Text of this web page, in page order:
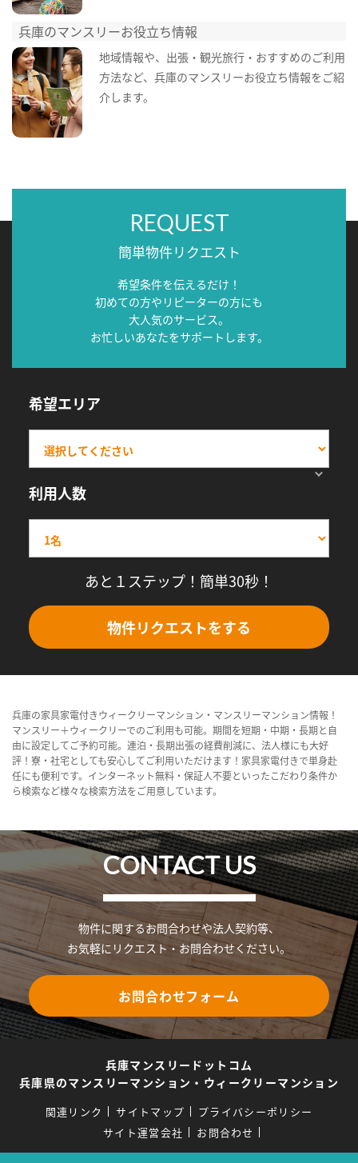
兵庫のマンスリーお役立ち情報
地域情報や、出張・観光旅行・おすすめのご利用
方法など、兵庫のマンスリーお役立ち情報をご紹
介します。
REQUEST
簡単物件リクエスト
希望条件を伝えるだけ！
初めての方やリピーターの方にも
大人気のサービス。
お忙しいあなたをサポートします。
希望エリア
利用人数
あと１ステップ！簡単30秒！
物件リクエストをする
兵庫の家具家電付きウィークリーマンション・マンスリーマンション情報！
マンスリー＋ウィークリーでのご利用も可能。期間を短期・中期・長期と自
由に設定してご予約可能。連泊・長期出張の経費削減に、法人様にも大好
評！寮・社宅としても安心してご利用いただけます！家具家電付きで単身赴
任にも便利です。インターネット無料・保証人不要といったこだわり条件か
ら検索など様々な検索方法をご用意しています。
CONTACT US
物件に関するお問合わせや法人契約等、
お気軽にリクエスト・お問合わせください。
お問合わせフォーム
兵庫マンスリードットコム
兵庫県のマンスリーマンション・ウィークリーマンション
関連リンク サイトマップ
プライバシーポリシー
サイト運営会社
お問合わせ